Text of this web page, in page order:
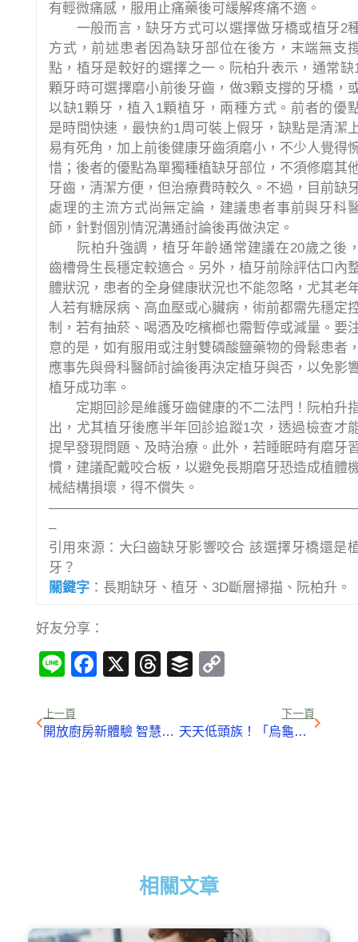
有輕微痛感，服用止痛藥後可緩解疼痛不適。
一般而言，缺牙方式可以選擇做牙橋或植牙2
方式，前述患者因為缺牙部位在後方，末端無支
點，植牙是較好的選擇之一。阮柏升表示，通常缺
顆牙時可選擇磨小前後牙齒，做3顆支撐的牙橋，
以缺1顆牙，植入1顆植牙，兩種方式。前者的優
是時間快速，最快約1周可裝上假牙，缺點是清潔
易有死角，加上前後健康牙齒須磨小，不少人覺得
惜；後者的優點為單獨種植缺牙部位，不須修磨其
牙齒，清潔方便，但治療費時較久。不過，目前缺
處理的主流方式尚無定論，建議患者事前與牙科
師，針對個別情況溝通討論後再做決定。
阮柏升強調，植牙年齡通常建議在20歲之後
齒槽骨生長穩定較適合。另外，植牙前除評估口內
體狀況，患者的全身健康狀況也不能忽略，尤其老
人若有糖尿病、高血壓或心臟病，術前都需先穩定
制，若有抽菸、喝酒及吃檳榔也需暫停或減量。要
意的是，如有服用或注射雙磷酸鹽藥物的骨鬆患者
應事先與骨科醫師討論後再決定植牙與否，以免影
植牙成功率。
定期回診是維護牙齒健康的不二法門！阮柏升
出，尤其植牙後應半年回診追蹤1次，透過檢查才
提早發現問題、及時治療。此外，若睡眠時有磨牙
慣，建議配戴咬合板，以避免長期磨牙恐造成植體
械結構損壞，得不償失。
–
引用來源：大臼齒缺牙影響咬合 該選擇牙橋還是
牙？
關鍵字：長期缺牙、植牙、3D斷層掃描、阮柏升。
好友分享：
LineFacebook
X Threads
Buffer
上一頁
開放廚房新體驗 智慧廚具做好菜
下一頁
天天低頭族！「烏龜頸」已經找上你
相關文章